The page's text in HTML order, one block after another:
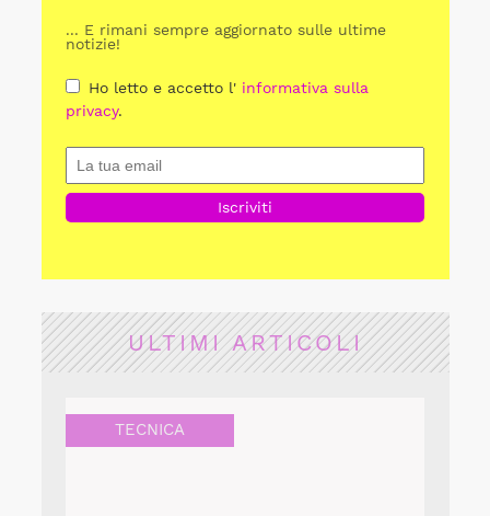
... E rimani sempre aggiornato sulle ultime
notizie!
Ho letto e accetto l' informativa sulla
privacy.
ULTIMI ARTICOLI
TECNICA